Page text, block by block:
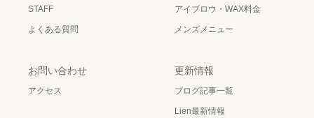
STAFF
よくある質問
アイブロウ・WAX料金
メンズメニュー
お問い合わせ
アクセス
更新情報
ブログ記事一覧
Lien最新情報